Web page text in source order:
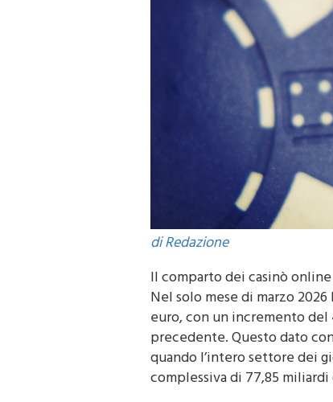
di Redazione
Il comparto dei casinò
Nel solo mese di marzo
euro, con un incremento
precedente. Questo dato
quando l’intero settore dei
complessiva di 77,85